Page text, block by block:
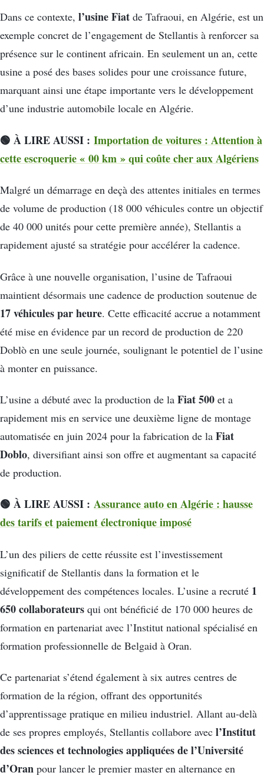
Dans ce contexte, l’usine Fiat de Tafraoui, en Algérie, est un
exemple concret de l’engagement de Stellantis à renforcer sa
présence sur le continent africain. En seulement un an, cette
usine a posé des bases solides pour une croissance future,
marquant ainsi une étape importante vers le développement
d’une industrie automobile locale en Algérie.
🟢 À LIRE AUSSI : Importation de voitures : Attention à
cette escroquerie « 00 km » qui coûte cher aux Algériens
Malgré un démarrage en deçà des attentes initiales en termes
de volume de production (18 000 véhicules contre un objectif
de 40 000 unités pour cette première année), Stellantis a
rapidement ajusté sa stratégie pour accélérer la cadence.
Grâce à une nouvelle organisation, l’usine de Tafraoui
maintient désormais une cadence de production soutenue de
17 véhicules par heure. Cette efficacité accrue a notamment
été mise en évidence par un record de production de 220
Doblò en une seule journée, soulignant le potentiel de l’usine
à monter en puissance.
L’usine a débuté avec la production de la Fiat 500 et a
rapidement mis en service une deuxième ligne de montage
automatisée en juin 2024 pour la fabrication de la Fiat
Doblo, diversifiant ainsi son offre et augmentant sa capacité
de production.
🟢 À LIRE AUSSI : Assurance auto en Algérie : hausse
des tarifs et paiement électronique imposé
L’un des piliers de cette réussite est l’investissement
significatif de Stellantis dans la formation et le
développement des compétences locales. L’usine a recruté 1
650 collaborateurs qui ont bénéficié de 170 000 heures de
formation en partenariat avec l’Institut national spécialisé en
formation professionnelle de Belgaid à Oran.
Ce partenariat s’étend également à six autres centres de
formation de la région, offrant des opportunités
d’apprentissage pratique en milieu industriel. Allant au-delà
de ses propres employés, Stellantis collabore avec l’Institut
des sciences et technologies appliquées de l’Université
d’Oran pour lancer le premier master en alternance en